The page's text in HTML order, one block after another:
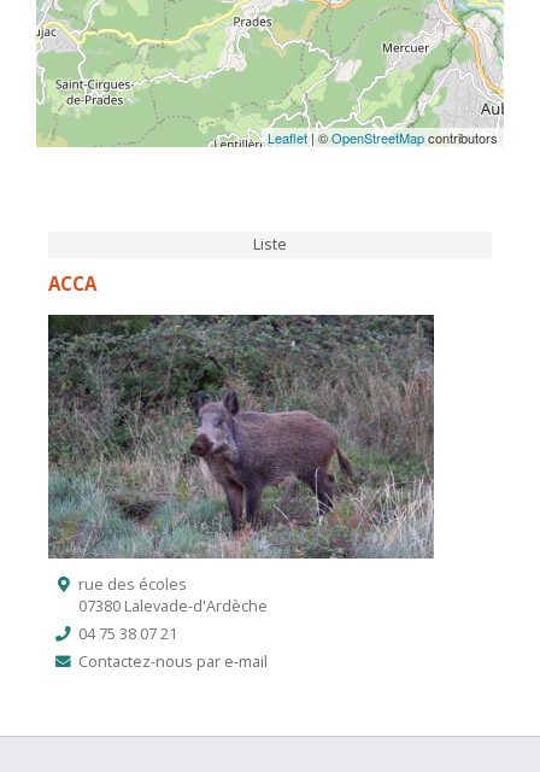
Leaflet| ©OpenStreetMapcontributors
Liste
ACCA
rue des écoles
07380 Lalevade-d'Ardèche
04 75 38 07 21
Contactez-nous par e-mail